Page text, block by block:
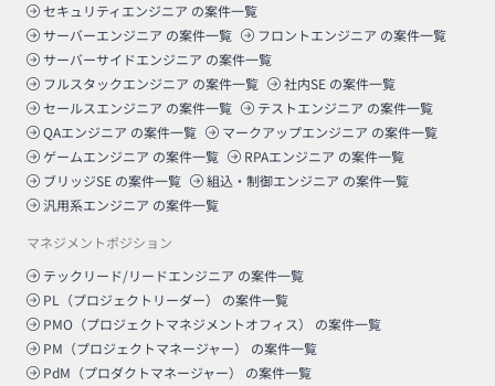
セキュリティエンジニア の案件一覧
サーバーエンジニア の案件一覧 フロントエンジニア の案件一覧
サーバーサイドエンジニア の案件一覧
フルスタックエンジニア の案件一覧 社内SE の案件一覧
セールスエンジニア の案件一覧 テストエンジニア の案件一覧
QAエンジニア の案件一覧 マークアップエンジニア の案件一覧
ゲームエンジニア の案件一覧 RPAエンジニア の案件一覧
ブリッジSE の案件一覧 組込・制御エンジニア の案件一覧
汎用系エンジニア の案件一覧
マネジメントポジション
テックリード/リードエンジニア の案件一覧
PL（プロジェクトリーダー）
の案件一覧
PMO（プロジェクトマネジメントオフィス）
の案件一覧
PM（プロジェクトマネージャー）
の案件一覧
PdM（プロダクトマネージャー）
の案件一覧